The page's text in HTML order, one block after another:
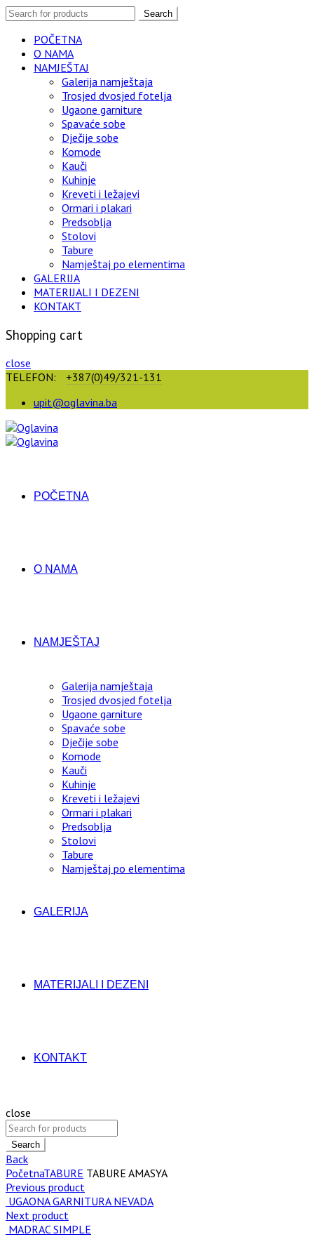
Search
POČETNA
O NAMA
NAMJEŠTAJ
Galerija namještaja
Trosjed dvosjed fotelja
Ugaone garniture
Spavaće sobe
Dječije sobe
Komode
Kauči
Kuhinje
Kreveti i ležajevi
Ormari i plakari
Predsoblja
Stolovi
Tabure
Namještaj po elementima
GALERIJA
MATERIJALI I DEZENI
KONTAKT
Shopping cart
close
TELEFON:
+387(0)49/321-131
upit@oglavina.ba
POČETNA
O NAMA
NAMJEŠTAJ
Galerija namještaja
Trosjed dvosjed fotelja
Ugaone garniture
Spavaće sobe
Dječije sobe
Komode
Kauči
Kuhinje
Kreveti i ležajevi
Ormari i plakari
Predsoblja
Stolovi
Tabure
Namještaj po elementima
GALERIJA
MATERIJALI I DEZENI
KONTAKT
close
Search
Back
PočetnaTABURE TABURE AMASYA
Previous product
UGAONA GARNITURA NEVADA
Next product
MADRAC SIMPLE